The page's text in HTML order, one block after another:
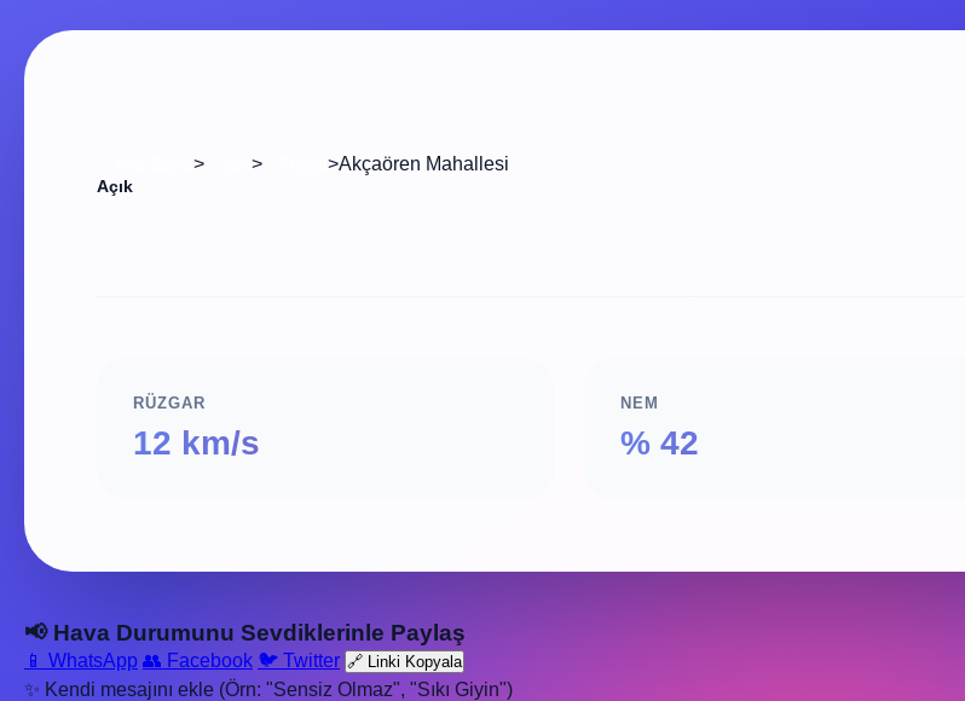
> > >Akçaören Mahallesi
Açık
RÜZGAR
12 km/s
NEM
% 42
📢 Hava Durumunu Sevdiklerinle Paylaş
📱 WhatsApp 👥 Facebook 🐦 Twitter 🔗 Linki Kopyala
✨ Kendi mesajını ekle (Örn: "Sensiz Olmaz", "Sıkı Giyin")